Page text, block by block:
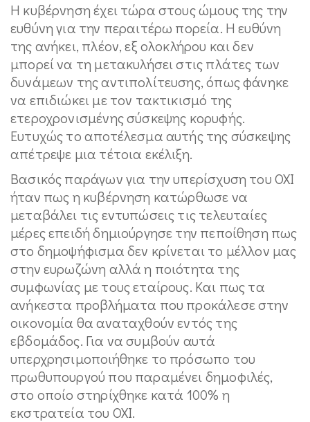
Η κυβέρνηση έχει τώρα στους ώμους της την
ευθύνη για την περαιτέρω πορεία. Η ευθύνη
της ανήκει, πλέον, εξ ολοκλήρου και δεν
μπορεί να τη μετακυλήσει στις πλάτες των
δυνάμεων της αντιπολίτευσης, όπως φάνηκε
να επιδιώκει με τον τακτικισμό της
ετεροχρονισμένης σύσκεψης κορυφής.
Ευτυχώς το αποτέλεσμα αυτής της σύσκεψης
απέτρεψε μια τέτοια εκέλιξη.
Βασικός παράγων για την υπερίσχυση του ΟΧΙ
ήταν πως η κυβέρνηση κατώρθωσε να
μεταβάλει τις εντυπώσεις τις τελευταίες
μέρες επειδή δημιούργησε την πεποίθηση πως
στο δημοψήφισμα δεν κρίνεται το μέλλον μας
στην ευρωζώνη αλλά η ποιότητα της
συμφωνίας με τους εταίρους. Και πως τα
ανήκεστα προβλήματα που προκάλεσε στην
οικονομία θα αναταχθούν εντός της
εβδομάδος. Για να συμβούν αυτά
υπερχρησιμοποιήθηκε το πρόσωπο του
πρωθυπουργού που παραμένει δημοφιλές,
στο οποίο στηρίχθηκε κατά 100% η
εκστρατεία του ΟΧΙ.